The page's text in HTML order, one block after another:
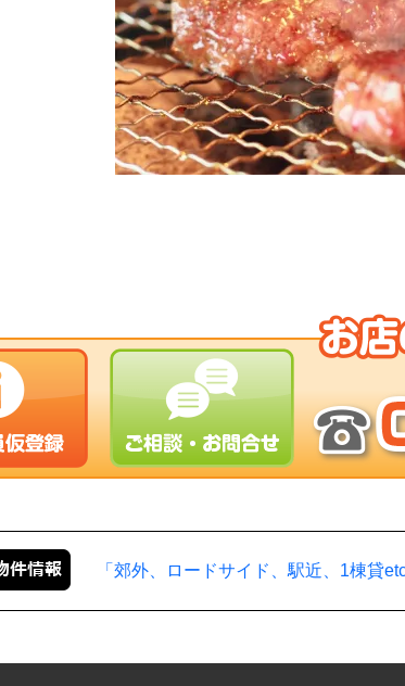
「郊外、ロードサイド、駅近、1棟貸